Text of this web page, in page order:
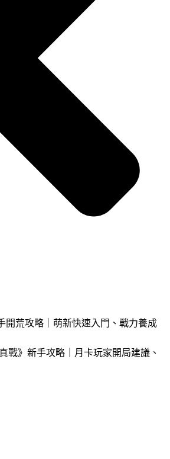
開荒攻略｜萌新快速入門、戰力養成
戰》新手攻略｜月卡玩家開局建議、